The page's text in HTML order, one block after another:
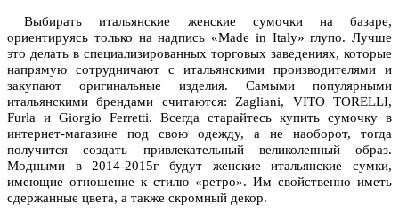
Выбирать итальянские женские сумочки на базаре,
ориентируясь только на надпись «Made in Italy» глупо. Лучше
это делать в специализированных торговых заведениях, которые
напрямую сотрудничают с итальянскими производителями и
закупают оригинальные изделия. Самыми популярными
итальянскими брендами считаются: Zagliani, VITO TORELLI,
Furla и Giorgio Ferretti. Всегда старайтесь купить сумочку в
интернет-магазине под свою одежду, а не наоборот, тогда
получится создать привлекательный великолепный образ.
Модными в 2014-2015г будут женские итальянские сумки,
имеющие отношение к стилю «ретро». Им свойственно иметь
сдержанные цвета, а также скромный декор.